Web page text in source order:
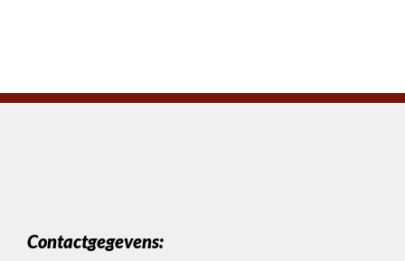
Contactgegevens: